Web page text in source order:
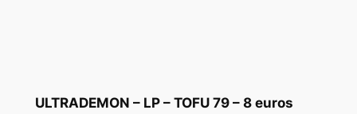
ULTRADEMON – LP – TOFU 79 – 8 euros